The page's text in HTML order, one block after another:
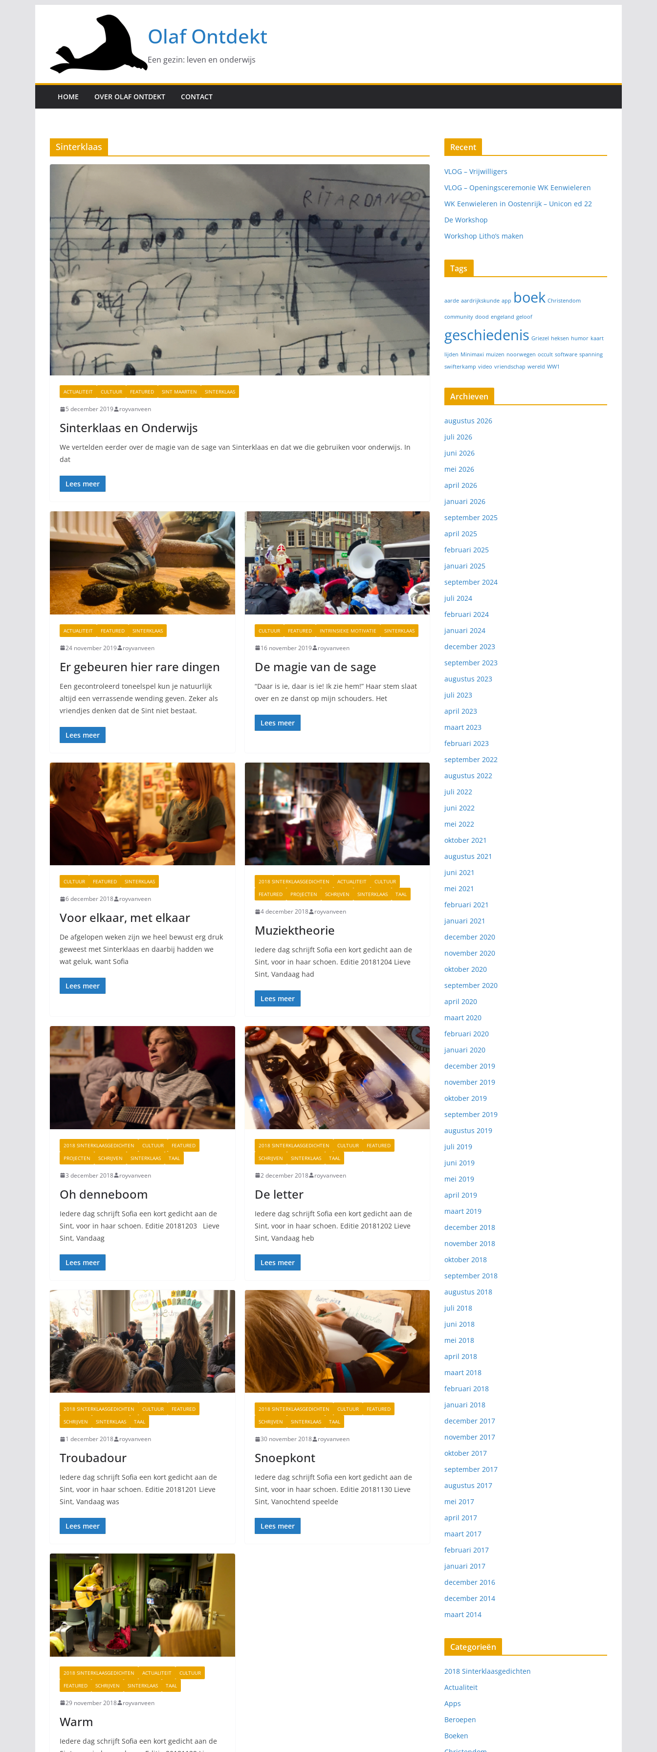
inhoud
Olaf Ontdekt
Een gezin: leven en onderwijs
HOME OVER OLAF ONTDEKT CONTACT
Sinterklaas
ACTUALITEIT CULTUUR FEATURED SINT MAARTEN SINTERKLAAS
5 december 2019 royvanveen
Sinterklaas en Onderwijs
We vertelden eerder over de magie van de sage van Sinterklaas en dat we die gebruiken voor onderwijs. In
dat
Lees meer
ACTUALITEIT FEATURED SINTERKLAAS
24 november 2019 royvanveen
Er gebeuren hier rare dingen
Een gecontroleerd toneelspel kun je natuurlijk
altijd een verrassende wending geven. Zeker als
vriendjes denken dat de Sint niet bestaat.
Lees meer
CULTUUR FEATURED INTRINSIEKE MOTIVATIE SINTERKLAAS
16 november 2019 royvanveen
De magie van de sage
“Daar is ie, daar is ie! Ik zie hem!” Haar stem slaat
over en ze danst op mijn schouders. Het
Lees meer
CULTUUR FEATURED SINTERKLAAS
6 december 2018 royvanveen
Voor elkaar, met elkaar
De afgelopen weken zijn we heel bewust erg druk
geweest met Sinterklaas en daarbij hadden we
wat geluk, want Sofia
Lees meer
2018 SINTERKLAASGEDICHTEN ACTUALITEIT
CULTUUR
FEATURED
PROJECTEN SCHRIJVEN SINTERKLAAS TAAL
4 december 2018 royvanveen
Muziektheorie
Iedere dag schrijft Sofia een kort gedicht aan de
Sint, voor in haar schoen. Editie 20181204 Lieve
Sint, Vandaag had
Lees meer
2018 SINTERKLAASGEDICHTEN CULTUUR
FEATURED
PROJECTEN
SCHRIJVEN SINTERKLAAS TAAL
3 december 2018 royvanveen
Oh denneboom
Iedere dag schrijft Sofia een kort gedicht aan de
Sint, voor in haar schoen. Editie 20181203 Lieve
Sint, Vandaag
Lees meer
2018 SINTERKLAASGEDICHTEN CULTUUR
FEATURED
SCHRIJVEN
SINTERKLAAS TAAL
2 december 2018 royvanveen
De letter
Iedere dag schrijft Sofia een kort gedicht aan de
Sint, voor in haar schoen. Editie 20181202 Lieve
Sint, Vandaag heb
Lees meer
2018 SINTERKLAASGEDICHTEN CULTUUR
FEATURED
SCHRIJVEN
SINTERKLAAS TAAL
1 december 2018 royvanveen
Troubadour
Iedere dag schrijft Sofia een kort gedicht aan de
Sint, voor in haar schoen. Editie 20181201 Lieve
Sint, Vandaag was
Lees meer
2018 SINTERKLAASGEDICHTEN CULTUUR
FEATURED
SCHRIJVEN
SINTERKLAAS TAAL
30 november 2018 royvanveen
Snoepkont
Iedere dag schrijft Sofia een kort gedicht aan de
Sint, voor in haar schoen. Editie 20181130 Lieve
Sint, Vanochtend speelde
Lees meer
2018 SINTERKLAASGEDICHTEN ACTUALITEIT
CULTUUR
FEATURED
SCHRIJVEN SINTERKLAAS TAAL
29 november 2018 royvanveen
Warm
Iedere dag schrijft Sofia een kort gedicht aan de
Recent
VLOG – Vrijwilligers
VLOG – Openingsceremonie WK Eenwieleren
WK Eenwieleren in Oostenrijk – Unicon ed 22
De Workshop
Workshop Litho’s maken
Tags
aarde aardrijkskunde app boek Christendom
community dood engeland geloof
geschiedenis Griezel heksen humor kaart
lijden Minimaxi muizen noorwegen occult software spanning
swifterkamp video vriendschap wereld WW1
Archieven
augustus 2026
juli 2026
juni 2026
mei 2026
april 2026
januari 2026
september 2025
april 2025
februari 2025
januari 2025
september 2024
juli 2024
februari 2024
januari 2024
december 2023
september 2023
augustus 2023
juli 2023
april 2023
maart 2023
februari 2023
september 2022
augustus 2022
juli 2022
juni 2022
mei 2022
oktober 2021
augustus 2021
juni 2021
mei 2021
februari 2021
januari 2021
december 2020
november 2020
oktober 2020
september 2020
april 2020
maart 2020
februari 2020
januari 2020
december 2019
november 2019
oktober 2019
september 2019
augustus 2019
juli 2019
juni 2019
mei 2019
april 2019
maart 2019
december 2018
november 2018
oktober 2018
september 2018
augustus 2018
juli 2018
juni 2018
mei 2018
april 2018
maart 2018
februari 2018
januari 2018
december 2017
november 2017
oktober 2017
september 2017
augustus 2017
mei 2017
april 2017
maart 2017
februari 2017
januari 2017
december 2016
december 2014
maart 2014
Categorieën
2018 Sinterklaasgedichten
Actualiteit
Apps
Beroepen
Boeken